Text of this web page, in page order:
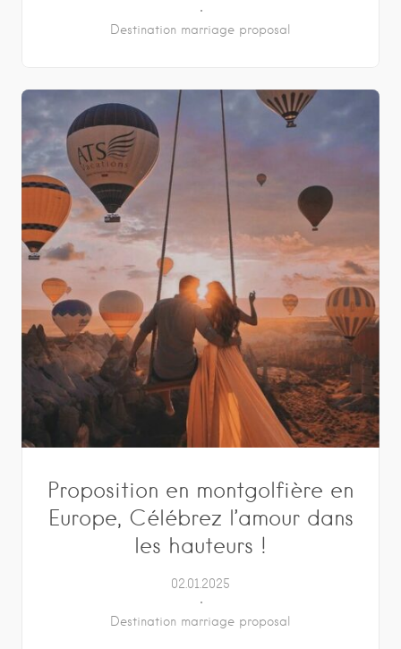
Destination marriage proposal
Proposition en montgolfière en
Europe, Célébrez l’amour dans
les hauteurs !
02.01.2025
Destination marriage proposal